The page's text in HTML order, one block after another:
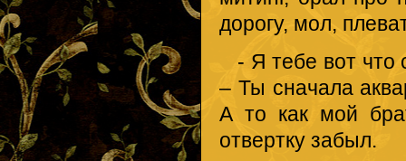
дорогу, мол,
- Я тебе вот что
– Ты сначала
А то как мой
отвертку забыл.